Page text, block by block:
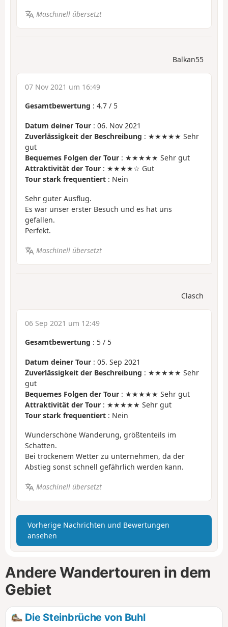
Maschinell übersetzt
Balkan55
07 Nov 2021 um 16:49
Gesamtbewertung : 4.7 / 5
Datum deiner Tour : 06. Nov 2021
Zuverlässigkeit der Beschreibung : ★★★★★ Sehr
gut
Bequemes Folgen der Tour : ★★★★★ Sehr gut
Attraktivität der Tour : ★★★★☆ Gut
Tour stark frequentiert : Nein
Sehr guter Ausflug.
Es war unser erster Besuch und es hat uns
gefallen.
Perfekt.
Maschinell übersetzt
Clasch
06 Sep 2021 um 12:49
Gesamtbewertung : 5 / 5
Datum deiner Tour : 05. Sep 2021
Zuverlässigkeit der Beschreibung : ★★★★★ Sehr
gut
Bequemes Folgen der Tour : ★★★★★ Sehr gut
Attraktivität der Tour : ★★★★★ Sehr gut
Tour stark frequentiert : Nein
Wunderschöne Wanderung, größtenteils im
Schatten.
Bei trockenem Wetter zu unternehmen, da der
Abstieg sonst schnell gefährlich werden kann.
Maschinell übersetzt
Vorherige Nachrichten und Bewertungen
ansehen
Andere Wandertouren in dem
Gebiet
Die Steinbrüche von Buhl